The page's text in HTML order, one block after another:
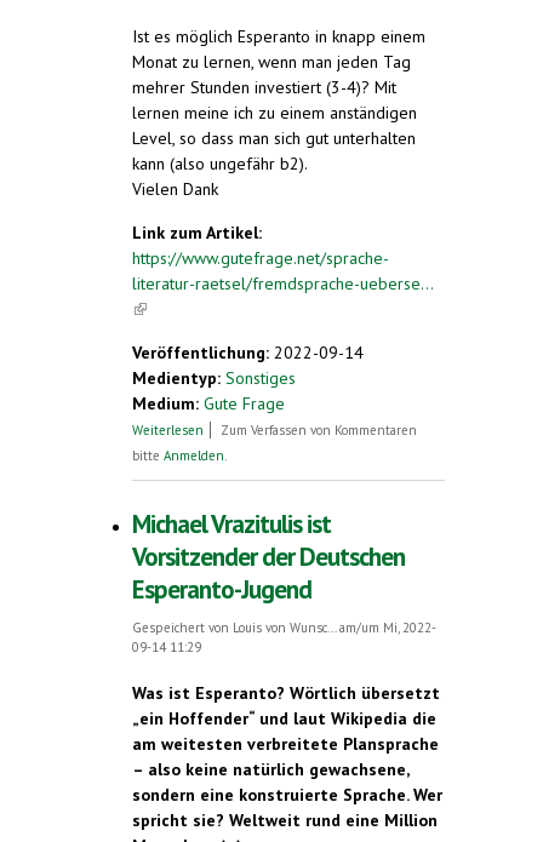
Ist es möglich Esperanto in knapp einem
Monat zu lernen, wenn man jeden Tag
mehrer Stunden investiert (3-4)? Mit
lernen meine ich zu einem anständigen
Level, so dass man sich gut unterhalten
kann (also ungefähr b2).
Vielen Dank
Link zum Artikel:
https://www.gutefrage.net/sprache-
literatur-raetsel/fremdsprache-ueberse...
(link is external)
Veröffentlichung: 2022-09-14
Medientyp: Sonstiges
Medium: Gute Frage
Weiterlesen über Wie schnell lernt man Esperanto?
Zum Verfassen von Kommentaren
bitte Anmelden
Michael Vrazitulis ist
Vorsitzender der Deutschen
Esperanto-Jugend
Gespeichert von Louis von Wunsc...am/um Mi, 2022-
09-14 11:29
Was ist Esperanto? Wörtlich übersetzt
„ein Hoffender“ und laut Wikipedia die
am weitesten verbreitete Plansprache
– also keine natürlich gewachsene,
sondern eine konstruierte Sprache. Wer
spricht sie? Weltweit rund eine Million